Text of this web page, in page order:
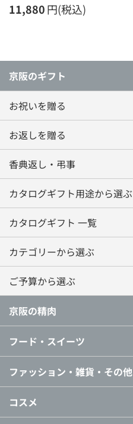
11,880円(税込)
京阪のギフト
お祝いを贈る
お返しを贈る
香典返し・弔事
カタログギフト用途から選ぶ
カタログギフト 一覧
カテゴリーから選ぶ
ご予算から選ぶ
京阪の精肉
フード・スイーツ
ファッション・雑貨・その他
コスメ